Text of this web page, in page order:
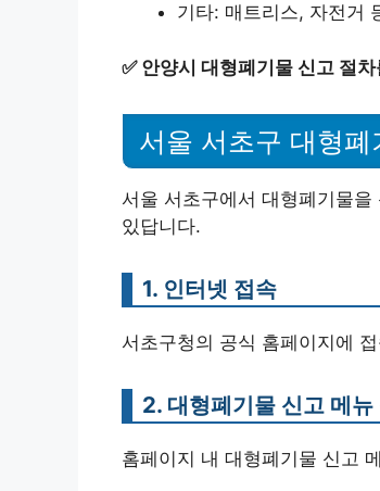
기타: 매트리스, 자전거
✅ 안양시 대형폐기물 신고 절
서울 서초구 대형
서울 서초구에서 대형폐기물
있답니다.
1. 인터넷 접속
서초구청의 공식 홈페이지에
2. 대형폐기물 신고 메뉴
홈페이지 내 대형폐기물 신고